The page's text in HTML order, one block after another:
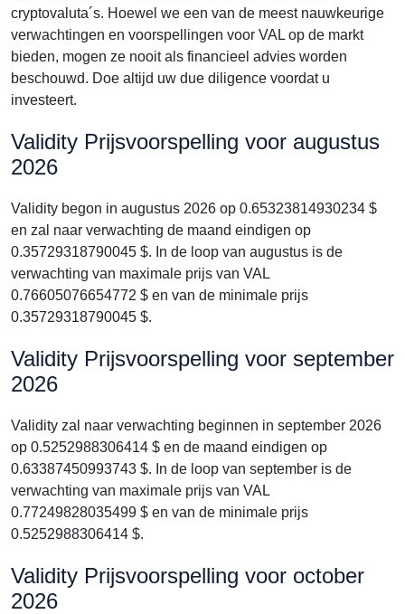
cryptovaluta´s. Hoewel we een van de meest nauwkeurige
verwachtingen en voorspellingen voor VAL op de markt
bieden, mogen ze nooit als financieel advies worden
beschouwd. Doe altijd uw due diligence voordat u
investeert.
Validity Prijsvoorspelling voor augustus
2026
Validity begon in augustus 2026 op 0.65323814930234 $
en zal naar verwachting de maand eindigen op
0.35729318790045 $. In de loop van augustus is de
verwachting van maximale prijs van VAL
0.76605076654772 $ en van de minimale prijs
0.35729318790045 $.
Validity Prijsvoorspelling voor september
2026
Validity zal naar verwachting beginnen in september 2026
op 0.5252988306414 $ en de maand eindigen op
0.63387450993743 $. In de loop van september is de
verwachting van maximale prijs van VAL
0.77249828035499 $ en van de minimale prijs
0.5252988306414 $.
Validity Prijsvoorspelling voor october
2026